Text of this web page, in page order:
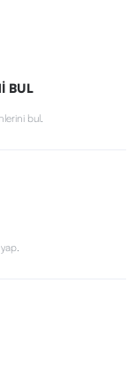
BUL
bul.